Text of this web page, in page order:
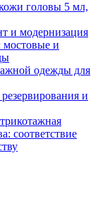
головы 5 мл,
и модернизация
мостовые и
одежды для
и
соответствие